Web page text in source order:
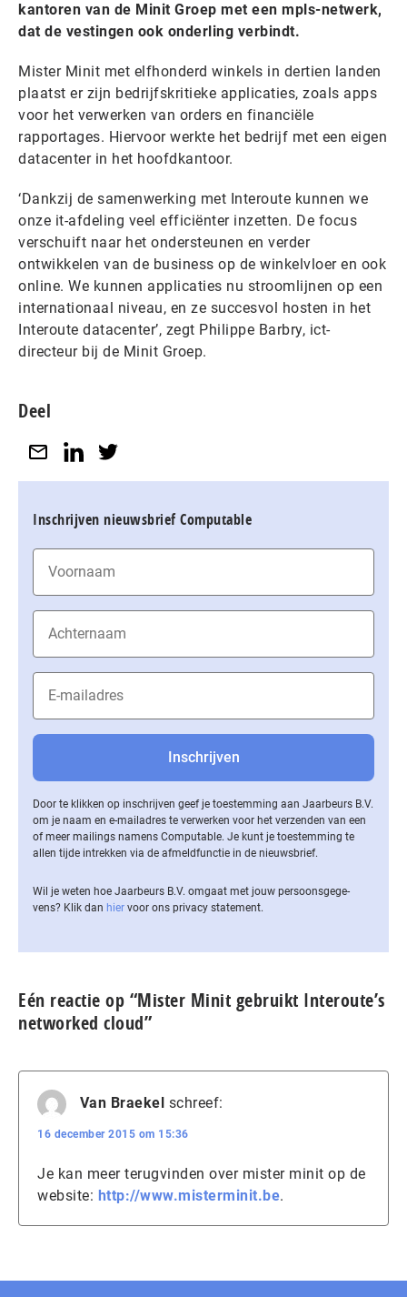
kantoren van de Minit Groep met een mpls-netwerk,
dat de vestingen ook onderling verbindt.
Mister Minit met elfhonderd winkels in dertien landen
plaatst er zijn bedrijfskritieke applicaties, zoals apps
voor het verwerken van orders en financiële
rapportages. Hiervoor werkte het bedrijf met een eigen
datacenter in het hoofdkantoor.
‘Dankzij de samenwerking met Interoute kunnen we
onze it-afdeling veel efficiënter inzetten. De focus
verschuift naar het ondersteunen en verder
ontwikkelen van de business op de winkelvloer en ook
online. We kunnen applicaties nu stroomlijnen op een
internationaal niveau, en ze succesvol hosten in het
Interoute datacenter’, zegt Philippe Barbry, ict-
directeur bij de Minit Groep.
Deel
Inschrijven nieuwsbrief Computable
Door te klikken op inschrijven geef je toestemming aan Jaarbeurs B.V.
om je naam en e-mailadres te verwerken voor het verzenden van een
of meer mailings namens Computable. Je kunt je toestemming te
allen tijde intrekken via de af­meld­func­tie in de nieuwsbrief.
Wil je weten hoe Jaarbeurs B.V. omgaat met jouw per­soons­ge­ge­
vens? Klik dan hier voor ons privacy statement.
Eén reactie op “Mister Minit gebruikt Interoute’s
networked cloud”
Van Braekel schreef:
16 december 2015 om 15:36
Je kan meer terugvinden over mister minit op de
website: http://www.misterminit.be.